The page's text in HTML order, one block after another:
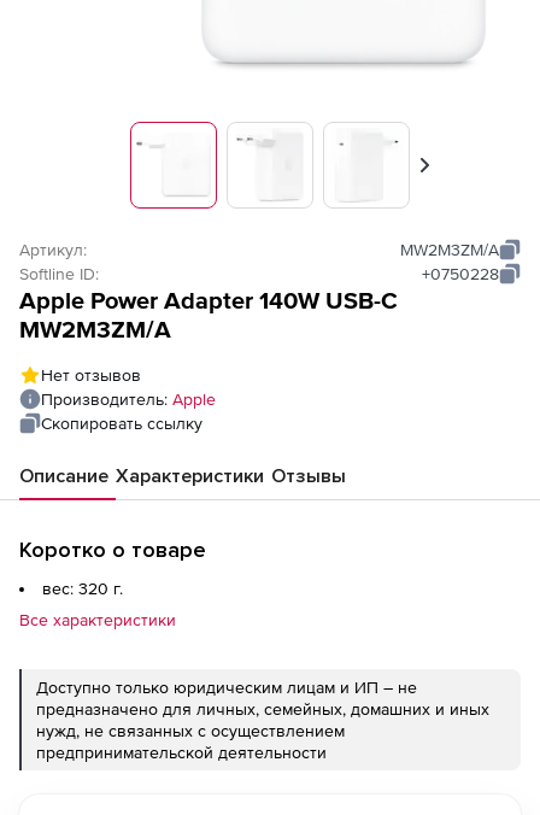
Вперед
Артикул:
MW2M3ZM/A
Softline ID:
+0750228
Apple Power Adapter 140W USB-C
MW2M3ZM/A
Нет отзывов
Производитель: Apple
Скопировать ссылку
Описание Характеристики Отзывы
Коротко о товаре
вес: 320 г.
Все характеристики
Доступно только юридическим лицам и ИП – не
предназначено для личных, семейных, домашних и иных
нужд, не связанных с осуществлением
предпринимательской деятельности